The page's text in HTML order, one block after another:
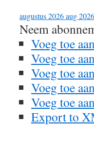
augustus 2026aug 2026
Neem
Voeg toe
Voeg toe
Voeg toe
Voeg toe
Voeg toe
Export to